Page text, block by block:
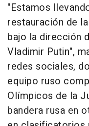
"Estamos
restauración de
bajo la dirección
Vladimir Putin",
redes sociales,
equipo ruso
Olímpicos de la
bandera rusa en